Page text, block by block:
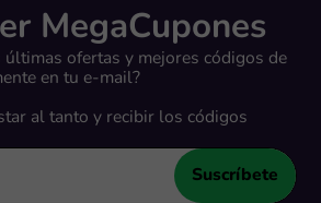
MegaCupones
últimas ofertas y mejores códigos de
en tu e-mail?
al tanto y recibir los códigos
Suscríbete